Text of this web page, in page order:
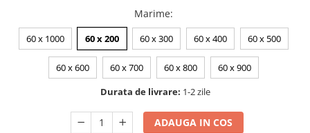
Marime:
60 x 1000 60 x 200 60 x 300 60 x 400 60 x 500
60 x 600 60 x 700 60 x 800
60 x 900
Durata de livrare: 1-2 zile
ADAUGA IN COS